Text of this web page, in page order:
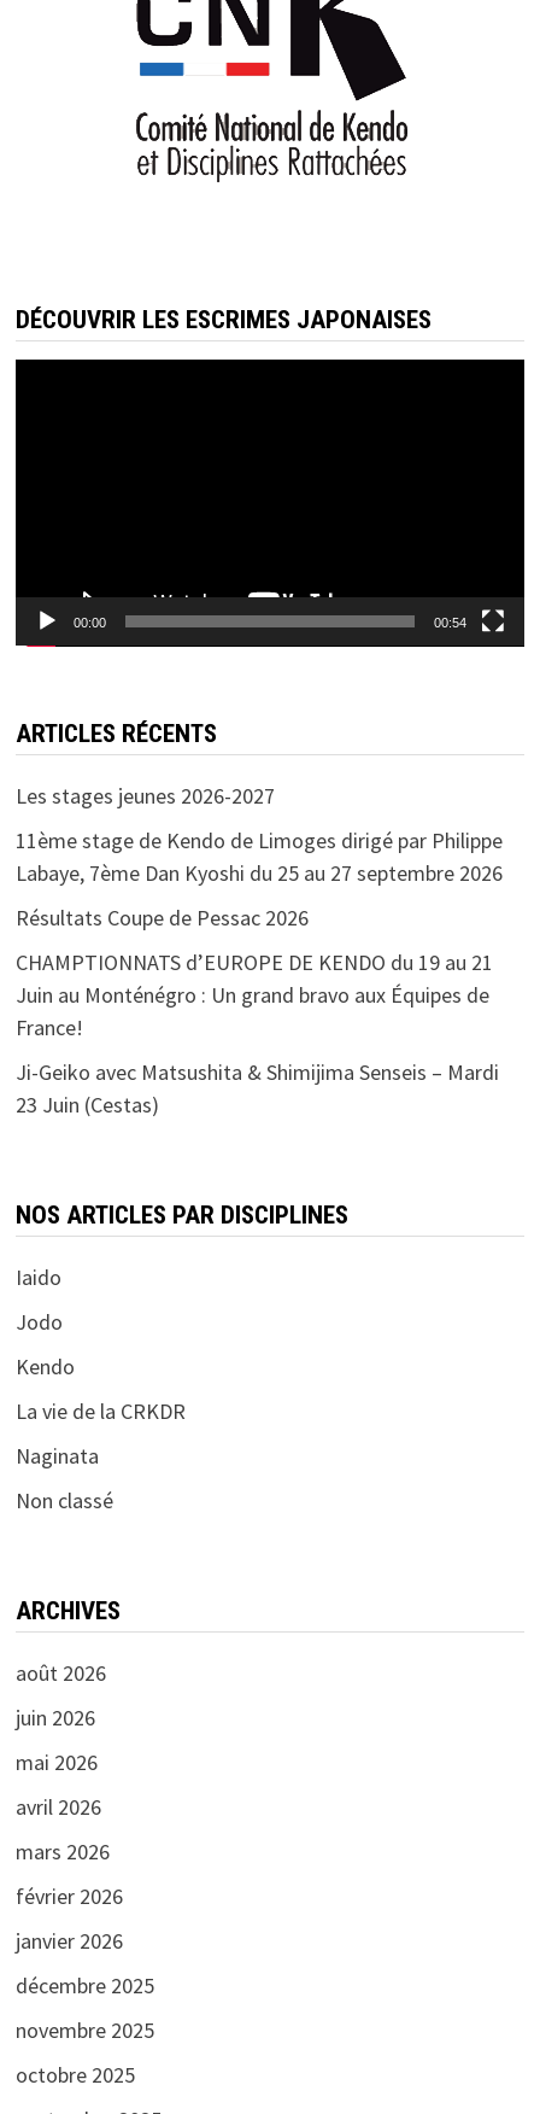
DÉCOUVRIR LES ESCRIMES JAPONAISES
00:00 00:54
ARTICLES RÉCENTS
Les stages jeunes 2026-2027
11ème stage de Kendo de Limoges dirigé par Philippe
Labaye, 7ème Dan Kyoshi du 25 au 27 septembre 2026
Résultats Coupe de Pessac 2026
CHAMPTIONNATS d’EUROPE DE KENDO du 19 au 21
Juin au Monténégro : Un grand bravo aux Équipes de
France!
Ji-Geiko avec Matsushita & Shimijima Senseis – Mardi
23 Juin (Cestas)
NOS ARTICLES PAR DISCIPLINES
Iaido
Jodo
Kendo
La vie de la CRKDR
Naginata
Non classé
ARCHIVES
août 2026
juin 2026
mai 2026
avril 2026
mars 2026
février 2026
janvier 2026
décembre 2025
novembre 2025
octobre 2025